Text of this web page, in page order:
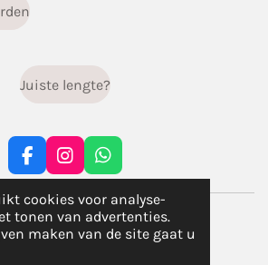
cookies voor analyse-
tonen van advertenties.
maken van de site gaat u
Juiste lengte?
F
a
c
e
b
I
n
s
t
a
W
h
a
t
s